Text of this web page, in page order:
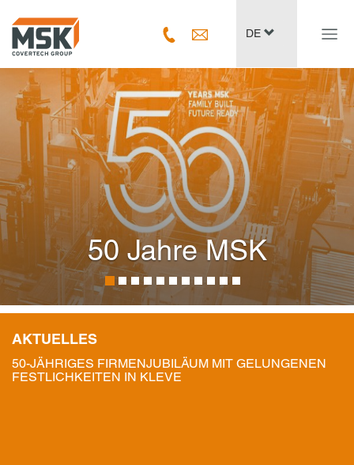
DE
50 Jahre MSK
AKTUELLES
50-JÄHRIGES FIRMENJUBILÄUM MIT GELUNGENEN
FESTLICHKEITEN IN KLEVE